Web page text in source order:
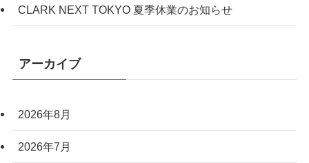
CLARK NEXT TOKYO 夏季休業のお知らせ
アーカイブ
2026年8月
2026年7月